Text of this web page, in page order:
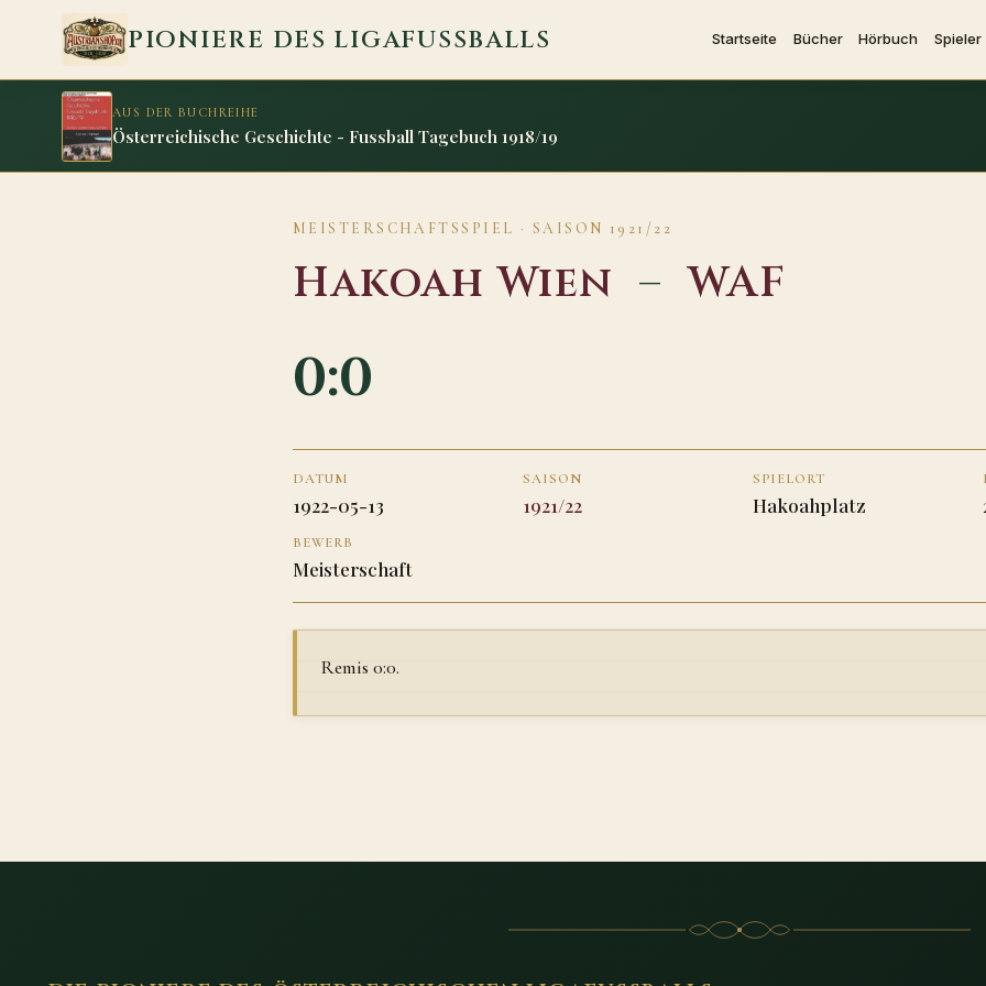
Zum Inhalt springen
PIONIERE DES LIGAFUSSBALLS Startseite Bücher Hörbuch Spieler
AUS DER BUCHREIHE
Österreichische Geschichte - Fussball Tagebuch 1918/19
MEISTERSCHAFTSSPIEL · SAISON 1921/22
Hakoah Wien –WAF
0:0
DATUM
1922-05-13
SAISON
1921/22
SPIELORT
Hakoahplatz
BEWERB
Meisterschaft
Remis 0:0.